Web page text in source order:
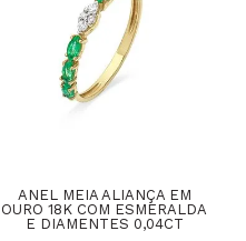
ANEL MEIA ALIANÇA EM
OURO 18K COM ESMERALDA
E DIAMENTES 0,04CT